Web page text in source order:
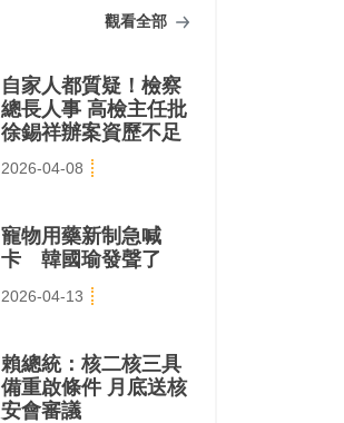
觀看全部
自家人都質疑！檢察
總長人事 高檢主任批
徐錫祥辦案資歷不足
2026-04-08
寵物用藥新制急喊
卡 韓國瑜發聲了
2026-04-13
賴總統：核二核三具
備重啟條件 月底送核
安會審議